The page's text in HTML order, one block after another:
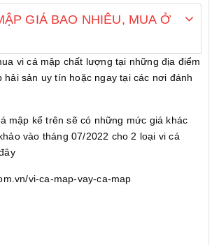
GIÁ BAO NHIÊU, MUA Ở
vi cá mập chất lượng tại những địa điểm
hải sản uy tín hoặc ngay tại các nơi đánh
mập kể trên sẽ có những mức giá khác
vào tháng 07/2022 cho 2 loại vi cá
vi-ca-map-vay-ca-map